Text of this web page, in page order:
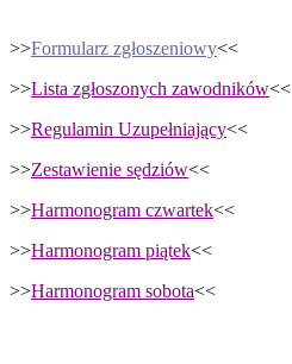
>>Formularz zgłoszeniowy<<
>>Lista zgłoszonych zawodników<<
>>Regulamin Uzupełniający<<
>>Zestawienie sędziów<<
>>Harmonogram czwartek<<
>>Harmonogram piątek<<
>>Harmonogram sobota<<